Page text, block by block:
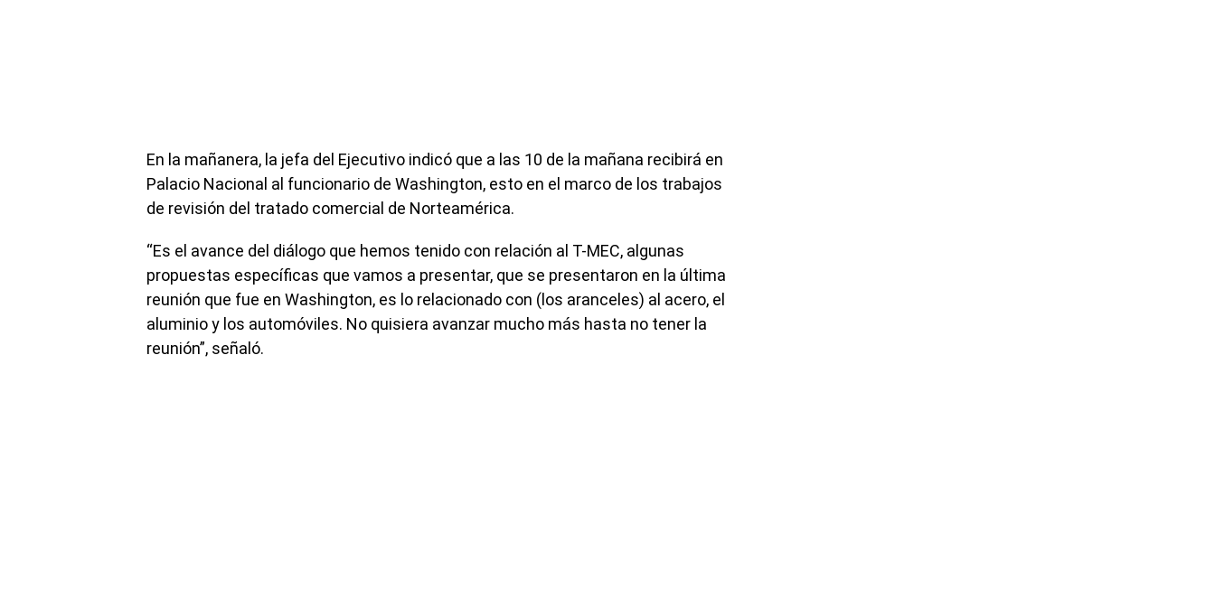
En la mañanera, la jefa del Ejecutivo indicó que a las 10 de la mañana recibirá en
Palacio Nacional al funcionario de Washington, esto en el marco de los trabajos
de revisión del tratado comercial de Norteamérica.
“Es el avance del diálogo que hemos tenido con relación al T-MEC, algunas
propuestas específicas que vamos a presentar, que se presentaron en la última
reunión que fue en Washington, es lo relacionado con (los aranceles) al acero, el
aluminio y los automóviles. No quisiera avanzar mucho más hasta no tener la
reunión”, señaló.